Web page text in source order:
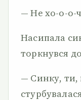
— Не хо-о-о-
Насипала
торкнувся
— Синку, ти,